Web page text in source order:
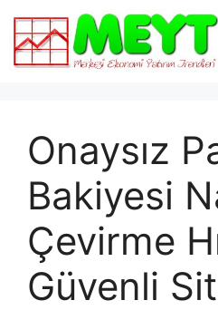
atla
Onaysız
Bakiyesi
Çevirme
Güvenli